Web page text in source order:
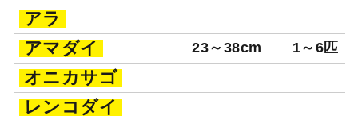
まなぶ丸
神奈川県 藤沢市 片瀬漁港 釣り船詳細を見る
釣行日：2026年2月21日（土）中潮